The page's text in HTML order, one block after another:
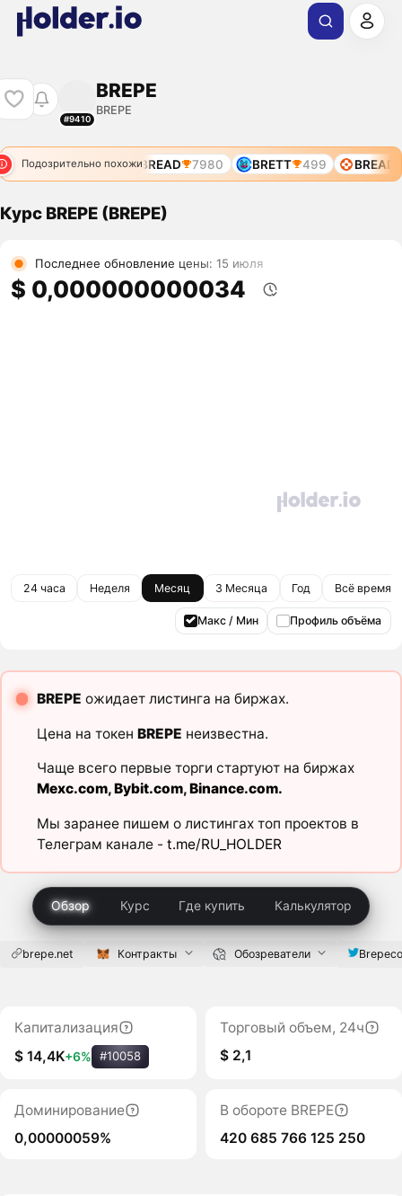
#9410
BREPE
BREPE
Подозрительно похожи
$BRETT 7639 BREAD 7980 BRETT 499 BREAD
Курс BREPE (BREPE)
Последнее обновление цены: 15 июля
$ 0,000000000034
24 часа Неделя Месяц 3 Месяца Год Всё время
Макс / Мин Профиль объёма
BREPE ожидает листинга на биржах.
Цена на токен BREPE неизвестна.
Чаще всего первые торги стартуют на биржах
Mexc.com,Bybit.com,Binance.com.
Мы заранее пишем о листингах топ проектов в
Телеграм канале - t.me/RU_HOLDER
Обзор Курс Где купить Калькулятор
brepe.net Контракты Обозреватели
Капитализация
$ 14,4K+6% #10058
Торговый объем, 24ч
$ 2,1
Доминирование
0,00000059%
В обороте BREPE
420 685 766 125 250